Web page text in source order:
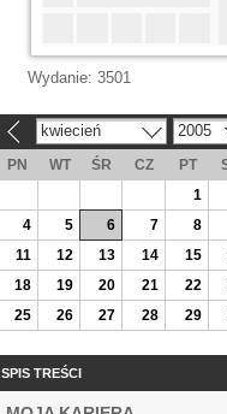
Wydanie: 3501
kwiecień 2005
PN WT ŚR CZ PT
1
4
5 6 7 8
11
12 13 14 15
18
19 20 21 22
25
26 27 28 29
SPIS TREŚCI